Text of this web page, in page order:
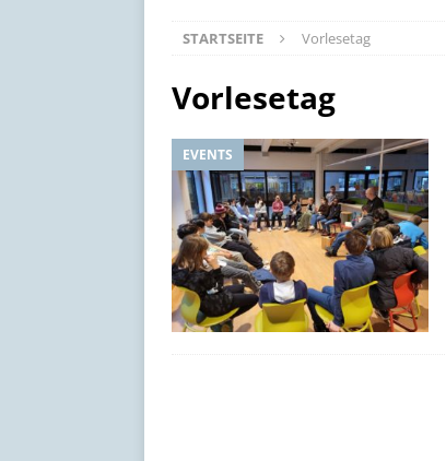
ALLGEMEIN
[ 14. Juli 2026 ]
SoWi-LK
AUS
[ 17. Juli 2026 ]
STARTSEITE Vorlesetag
Vorlesetag
EVENTS